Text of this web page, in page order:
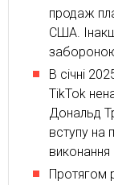
продаж
США.
забороною
В січні
TikTok
Дональд
вступу на
виконання
Протягом